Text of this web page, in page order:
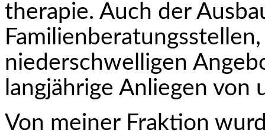
therapie. Auch der
niederschwelligen
langjährige Anliegen von
Von meiner Fraktion